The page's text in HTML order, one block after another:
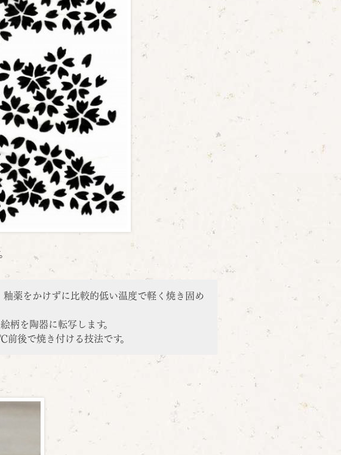
薬をかけずに比較的低い温度で軽く焼き固め
柄を陶器に転写します。
後で焼き付ける技法です。